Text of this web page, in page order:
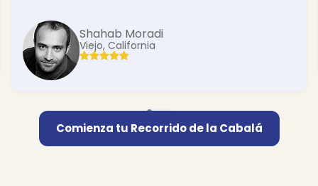
Shahab Moradi
Viejo, California
Comienza tu Recorrido de la Cabalá